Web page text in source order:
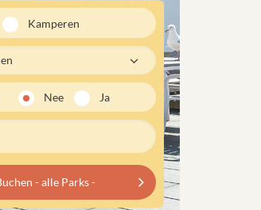
Kamperen
Nee Ja
- alle Parks -